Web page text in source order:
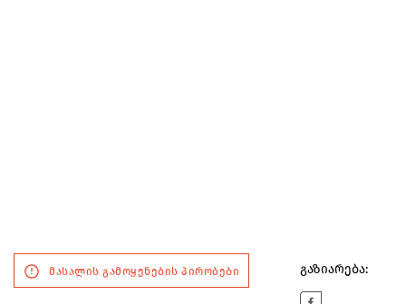
მასალის გამოყენების პირობები გაზიარება: